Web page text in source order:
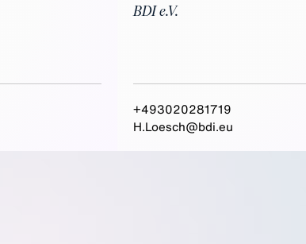
BDI e.V.
+493020281719
H.Loesch@bdi.eu